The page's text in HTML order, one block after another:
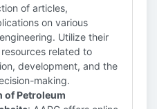
of articles,
on various
Utilize their
related to
development, and the
making.
of Petroleum